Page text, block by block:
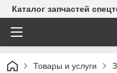
Каталог запчастей
Товары и услуги